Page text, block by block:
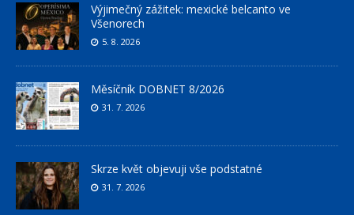
Výjimečný zážitek: mexické belcanto ve
Všenorech
5. 8. 2026
Měsíčník DOBNET 8/2026
31. 7. 2026
Skrze květ objevuji vše podstatné
31. 7. 2026